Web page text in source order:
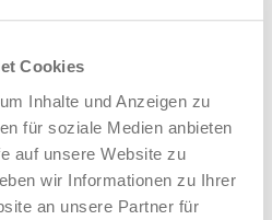
Cookies
Inhalte und Anzeigen zu
für soziale Medien anbieten
auf unsere Website zu
wir Informationen zu Ihrer
an unsere Partner für
Linkamp
GW
7998-522